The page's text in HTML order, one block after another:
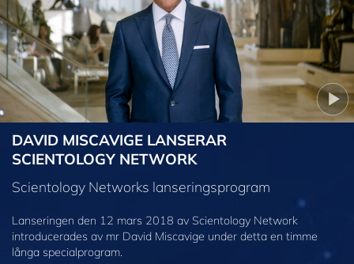
DAVID MISCAVIGE LANSERAR
SCIENTOLOGY NETWORK
Scientology Networks lanseringsprogram
Lanseringen den 12 mars 2018 av Scientology Network
introducerades av mr David Miscavige under detta en timme
långa specialprogram.